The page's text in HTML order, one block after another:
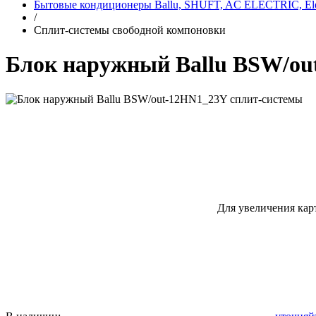
Бытовые кондиционеры Ballu, SHUFT, AC ELECTRIC,
/
Сплит-системы свободной компоновки
Блок наружный Ballu BSW/
Для увеличения